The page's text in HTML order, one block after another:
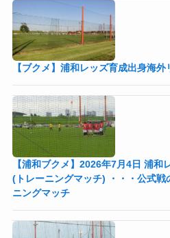
【ブクメ】浦和レッズ育成出身海
【浦和ブクメ】2026年7月4日 浦
(トレーニングマッチ) ・・・公式
ニングマッチ